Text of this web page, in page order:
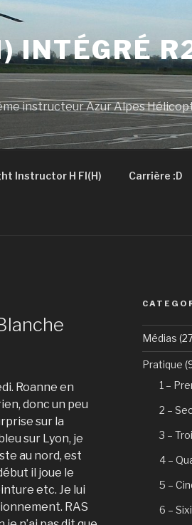
INTÉGRÉ
instructeur Azur Alpes
Instructor H FI(H) Carrière :D
Roanne en
donc un peu
sur la
sur Lyon, je
au nord, est
il joue le
etc. Je lui
RAS
Médias
Pratique
1 –
2 –
3 –
4 –
5 –
6 –